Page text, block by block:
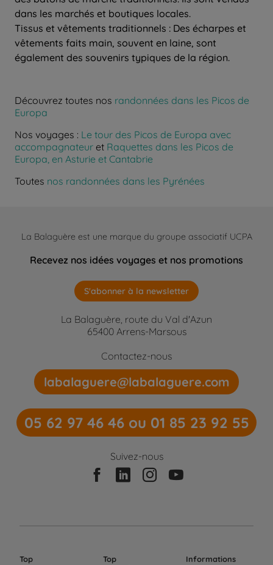
dans les marchés et boutiques locales.
Tissus et vêtements traditionnels : Des écharpes et
vêtements faits main, souvent en laine, sont
également des souvenirs typiques de la région.
Découvrez toutes nos randonnées dans les Picos de
Europa
Nos voyages : Le tour des Picos de Europa avec
accompagnateur et Raquettes dans les Picos de
Europa, en Asturie et Cantabrie
Toutes nos randonnées dans les Pyrénées
La Balaguère est une marque du groupe associatif UCPA
Recevez nos idées voyages et nos promotions
S'abonner à la newsletter
La Balaguère, route du Val d'Azun
65400 Arrens-Marsous
Contactez-nous
labalaguere@labalaguere.com
05 62 97 46 46 ou 01 85 23 92 55
Suivez-nous
Top
Top
Informations